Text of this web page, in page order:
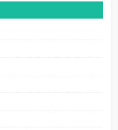
- メロス言語学院
SCHOOL - 国書日本語学校
育学院日本語センター
INSTITUTE - 新宿日本語学校
INSTITUTE - TIJ 東京日本語研